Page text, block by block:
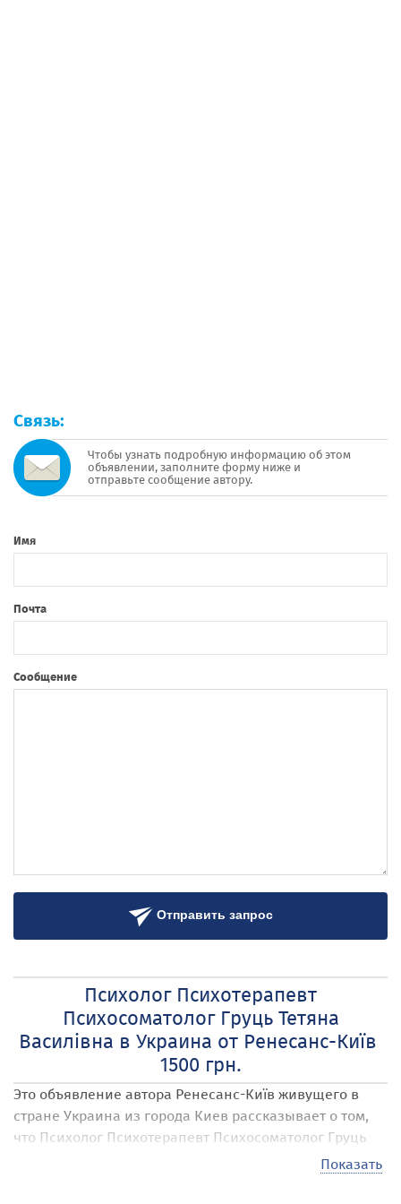
Связь:
Чтобы узнать подробную информацию об этом
объявлении, заполните форму ниже и
отправьте сообщение автору.
Имя
Почта
Сообщение
Отправить запрос
Психолог Психотерапевт
Психосоматолог Груць Тетяна
Василівна в Украина от Ренесанс-Київ
1500 грн.
Это объявление автора Ренесанс-Київ живущего в
стране Украина из города Киев рассказывает о том,
что Психолог Психотерапевт Психосоматолог Груць
актуально на сегодняшний день по
Показать